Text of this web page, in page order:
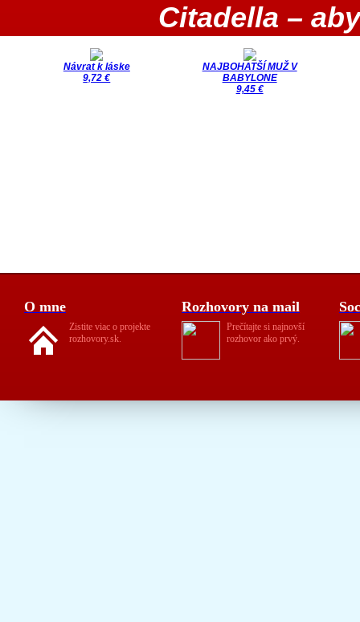
Citadella –
Návrat k láske
9,72 €
NAJBOHATŠÍ MUŽ V
BABYLONE
9,45 €
O mne
Zistite viac o projekte
rozhovory.sk.
Rozhovory na mail
Prečítajte si najnovší
rozhovor ako prvý.